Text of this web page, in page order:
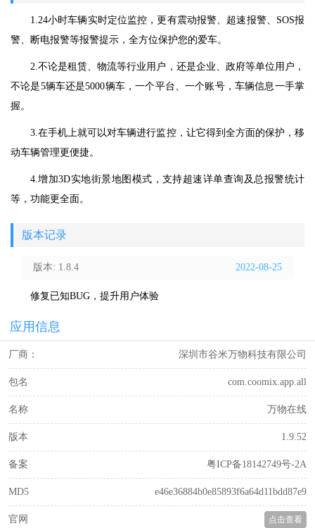
1.24小时车辆实时定位监控，更有震动报警、超速报警、SOS报
警、断电报警等报警提示，全方位保护您的爱车。
2.不论是租赁、物流等行业用户，还是企业、政府等单位用户，
不论是5辆车还是5000辆车，一个平台、一个账号，车辆信息一手掌
握。
3.在手机上就可以对车辆进行监控，让它得到全方面的保护，移
动车辆管理更便捷。
4.增加3D实地街景地图模式，支持超速详单查询及总报警统计
等，功能更全面。
版本记录
2022-08-25
版本: 1.8.4
修复已知BUG，提升用户体验
应用信息
厂商： 深圳市谷米万物科技有限公司
包名 com.coomix.app.all
名称 万物在线
版本 1.9.52
备案 粤ICP备18142749号-2A
MD5 e46e36884b0e85893f6a64d11bdd87e9
官网 点击查看